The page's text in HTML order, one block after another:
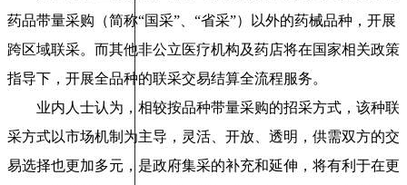
药品带量采购（简称“国采”、“省采”）以外的药械品种，开展
跨区域联采。而其他非公立医疗机构及药店将在国家相关政策
指导下，开展全品种的联采交易结算全流程服务。
业内人士认为，相较按品种带量采购的招采方式，该种联
采方式以市场机制为主导，灵活、开放、透明，供需双方的交
易选择也更加多元，是政府集采的补充和延伸，将有利于在更